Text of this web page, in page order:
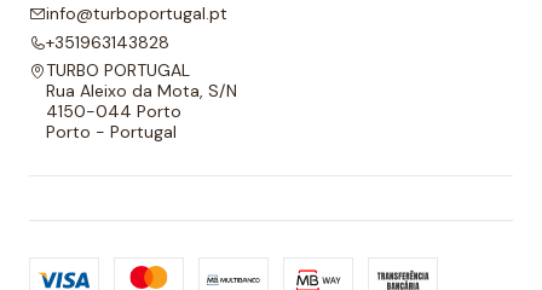
info@turboportugal.pt
+351963143828
TURBO PORTUGAL
Rua Aleixo da Mota, S/N
4150-044 Porto
Porto - Portugal